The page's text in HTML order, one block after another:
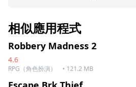
相似應用程式
Robbery Madness 2
4.6
RPG（角色扮演） • 121.2 MB